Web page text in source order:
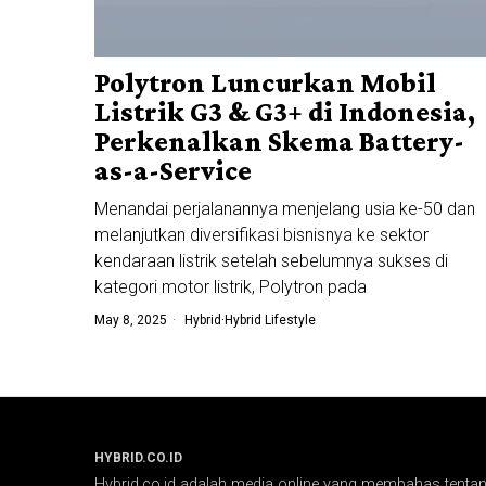
Polytron Luncurkan Mobil
Listrik G3 & G3+ di Indonesia,
Perkenalkan Skema Battery-
as-a-Service
Menandai perjalanannya menjelang usia ke-50 dan
melanjutkan diversifikasi bisnisnya ke sektor
kendaraan listrik setelah sebelumnya sukses di
kategori motor listrik, Polytron pada
May 8, 2025 Hybrid · Hybrid Lifestyle
HYBRID.CO.ID